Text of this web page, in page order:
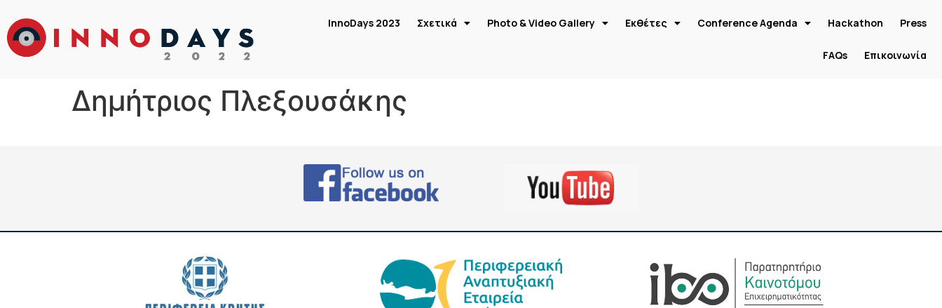
InnoDays 2023 Σχετικά Photo & Video Gallery Εκθέτες Conference Agenda Hackathon Press
FAQs Επικοινωνία
Δημήτριος Πλεξουσάκης